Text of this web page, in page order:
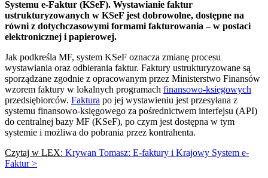
Systemu e-Faktur (KSeF). Wystawianie faktur
ustrukturyzowanych w KSeF jest dobrowolne, dostępne na
równi z dotychczasowymi formami fakturowania – w postaci
elektronicznej i papierowej.
Jak podkreśla MF, system KSeF oznacza zmianę procesu
wystawiania oraz odbierania faktur. Faktury ustrukturyzowane są
sporządzane zgodnie z opracowanym przez Ministerstwo Finansów
wzorem faktury w lokalnych programach finansowo-księgowych
przedsiębiorców. Faktura po jej wystawieniu jest przesyłana z
systemu finansowo-księgowego za pośrednictwem interfejsu (API)
do centralnej bazy MF (KSeF), po czym jest dostępna w tym
systemie i możliwa do pobrania przez kontrahenta.
Czytaj w LEX: Krywan Tomasz: E-faktury i Krajowy System e-
Faktur >